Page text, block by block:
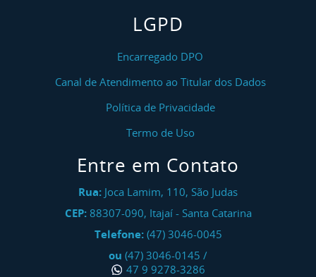
LGPD
Encarregado DPO
Canal de Atendimento ao Titular dos Dados
Política de Privacidade
Termo de Uso
Entre em Contato
Rua: Joca Lamim, 110, São Judas
CEP: 88307-090, Itajaí- Santa Catarina
Telefone: (47) 3046-0045
ou (47) 3046-0145 /
47 9 9278-3286